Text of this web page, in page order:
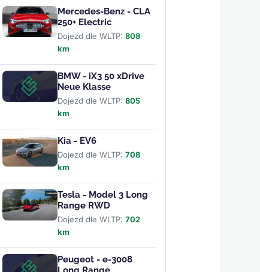
Mercedes-Benz - CLA
250+ Electric
Dojezd dle WLTP: 808
km
BMW - iX3 50 xDrive
Neue Klasse
Dojezd dle WLTP: 805
km
Kia - EV6
Dojezd dle WLTP: 708
km
Tesla - Model 3 Long
Range RWD
Dojezd dle WLTP: 702
km
Peugeot - e-3008